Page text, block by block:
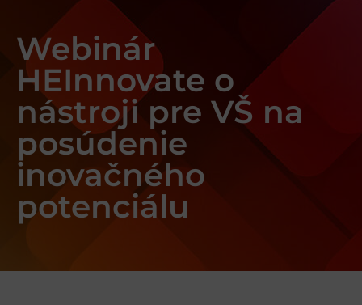
Webinár
HEInnovate o
nástroji pre VŠ na
posúdenie
inovačného
potenciálu